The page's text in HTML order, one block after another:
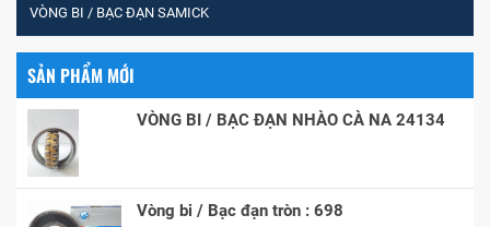
VÒNG BI / BẠC ĐẠN SAMICK
SẢN PHẨM MỚI
VÒNG BI / BẠC ĐẠN NHÀO CÀ NA 24134
Vòng bi / Bạc đạn tròn : 698